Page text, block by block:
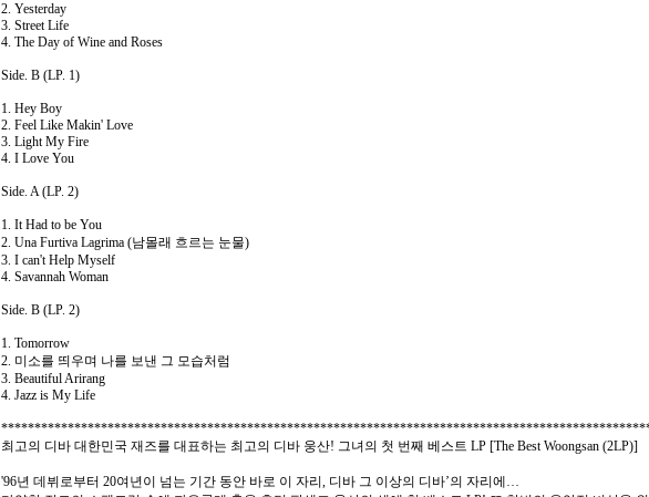
2. Yesterday
3. Street Life
4. The Day of Wine and Roses
Side. B (LP. 1)
1. Hey Boy
2. Feel Like Makin' Love
3. Light My Fire
4. I Love You
Side. A (LP. 2)
1. It Had to be You
2. Una Furtiva Lagrima (남몰래 흐르는 눈물)
3. I can't Help Myself
4. Savannah Woman
Side. B (LP. 2)
1. Tomorrow
2. 미소를 띄우며 나를 보낸 그 모습처럼
3. Beautiful Arirang
4. Jazz is My Life
최고의 디바 대한민국 재즈를 대표하는 최고의 디바 웅산! 그녀의 첫 번째 베스트 LP [The Best Woongsan (2LP)]
'96년 데뷔로부터 20여년이 넘는 기간 동안 바로 이 자리, 디바 그 이상의 디바’의 자리에…